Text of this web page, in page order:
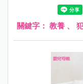
為合群的綿羊時，
關鍵字： 教養 、